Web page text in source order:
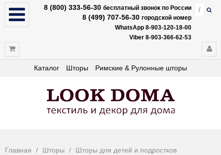
8 (800) 333-56-30 бесплатный звонок по России
8 (499) 707-56-30 городской номер
WhatsApp 8-903-120-18-00
Viber 8-903-366-62-53
Каталог Шторы Римские & Рулонные шторы
Главная Шторы
Шторы для детей и подростков